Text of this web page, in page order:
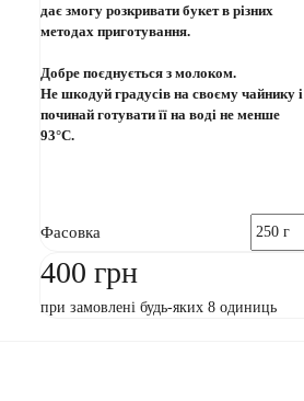
дає змогу розкривати букет в різних
методах приготування.
Добре поєднується з молоком.
Не шкодуй градусів на своєму чайнику і
починай готувати її на воді не менше
93°C.
Фасовка
400 грн
при замовлені будь-яких 8 одиниць